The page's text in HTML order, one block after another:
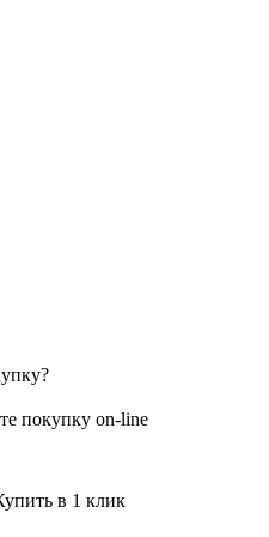
покупку on-line
в 1 клик